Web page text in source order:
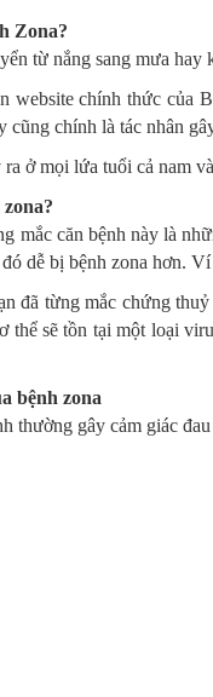
Zona?
từ nắng sang mưa hay
website chính thức của
chính là tác nhân
ra ở mọi lứa tuổi cả nam
mắc căn bệnh này là
dễ bị bệnh zona hơn.
đã từng mắc chứng
thể sẽ tồn tại một loại
bệnh zona
thường gây cảm giác